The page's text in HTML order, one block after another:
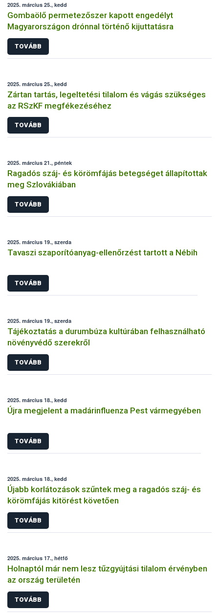
2025. március 25., kedd
Gombaölő permetezőszer kapott engedélyt
Magyarországon drónnal történő kijuttatásra
TOVÁBB
2025. március 25., kedd
Zártan tartás, legeltetési tilalom és vágás szükséges
az RSzKF megfékezéséhez
TOVÁBB
2025. március 21., péntek
Ragadós száj- és körömfájás betegséget állapítottak
meg Szlovákiában
TOVÁBB
2025. március 19., szerda
Tavaszi szaporítóanyag-ellenőrzést tartott a Nébih
TOVÁBB
2025. március 19., szerda
Tájékoztatás a durumbúza kultúrában felhasználható
növényvédő szerekről
TOVÁBB
2025. március 18., kedd
Újra megjelent a madárinfluenza Pest vármegyében
TOVÁBB
2025. március 18., kedd
Újabb korlátozások szűntek meg a ragadós száj- és
körömfájás kitörést követően
TOVÁBB
2025. március 17., hétfő
Holnaptól már nem lesz tűzgyújtási tilalom érvényben
az ország területén
TOVÁBB